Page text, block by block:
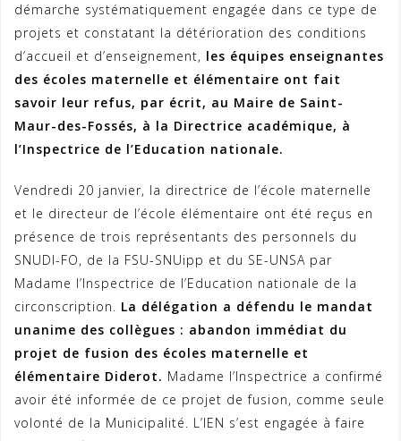
démarche systématiquement engagée dans ce type de
projets et constatant la détérioration des conditions
d’accueil et d’enseignement, les équipes enseignantes
des écoles maternelle et élémentaire ont fait
savoir leur refus, par écrit, au Maire de Saint-
Maur-des-Fossés, à la Directrice académique, à
l’Inspectrice de l’Education nationale.
Vendredi 20 janvier, la directrice de l’école maternelle
et le directeur de l’école élémentaire ont été reçus en
présence de trois représentants des personnels du
SNUDI-FO, de la FSU-SNUipp et du SE-UNSA par
Madame l’Inspectrice de l’Education nationale de la
circonscription. La délégation a défendu le mandat
unanime des collègues : abandon immédiat du
projet de fusion des écoles maternelle et
élémentaire Diderot. Madame l’Inspectrice a confirmé
avoir été informée de ce projet de fusion, comme seule
volonté de la Municipalité. L’IEN s’est engagée à faire